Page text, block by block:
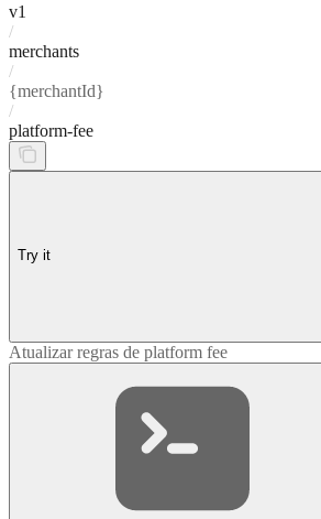
v1
/
merchants
/
{merchantId}
/
platform-fee
Try it
Atualizar regras de platform fee